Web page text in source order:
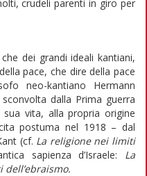
crudeli parenti in giro per
dei grandi ideali kantiani,
pace, che dire della pace
neo-kantiano Hermann
sconvolta dalla Prima guerra
vita, alla propria origine
postuma nel 1918 – dal
(cf. La religione nei limiti
sapienza d’Israele: La